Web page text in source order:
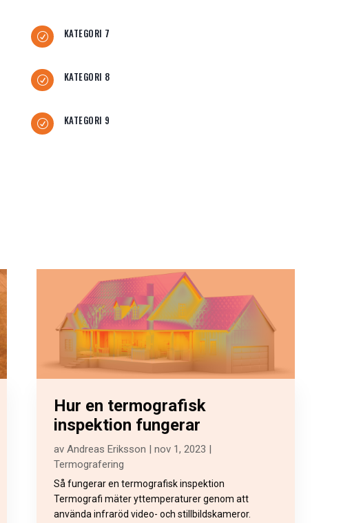
R KATEGORI 7
R KATEGORI 8
R KATEGORI 9
Hur en termografisk
inspektion fungerar
av Andreas Eriksson nov 1, 2023
Termografering
Så fungerar en termografisk inspektion
Termografi mäter yttemperaturer genom att
använda infraröd video- och stillbildskameror.